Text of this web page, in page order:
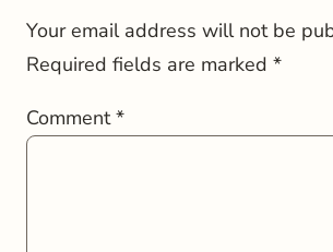
Your email address will not be
Required fields are marked *
Comment*